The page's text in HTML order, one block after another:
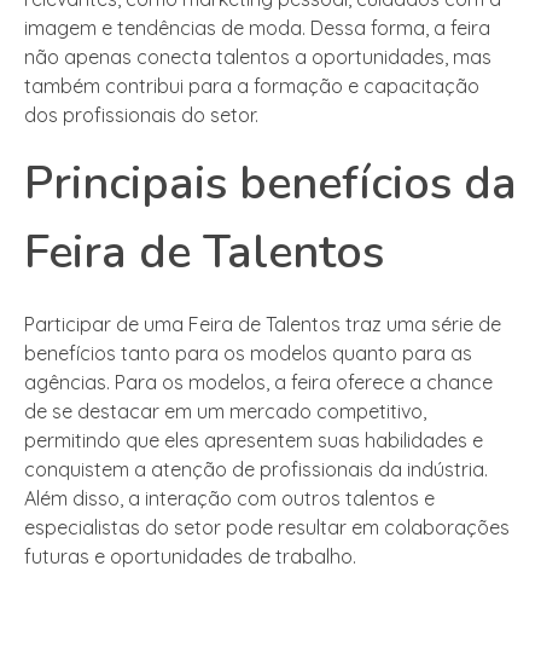
imagem e tendências de moda. Dessa forma, a feira
não apenas conecta talentos a oportunidades, mas
também contribui para a formação e capacitação
dos profissionais do setor.
Principais benefícios da
Feira de Talentos
Participar de uma Feira de Talentos traz uma série de
benefícios tanto para os modelos quanto para as
agências. Para os modelos, a feira oferece a chance
de se destacar em um mercado competitivo,
permitindo que eles apresentem suas habilidades e
conquistem a atenção de profissionais da indústria.
Além disso, a interação com outros talentos e
especialistas do setor pode resultar em colaborações
futuras e oportunidades de trabalho.